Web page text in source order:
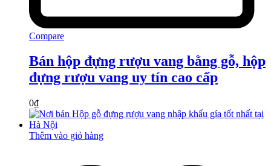
Compare
Bán hộp đựng rượu vang bằng gỗ, hộp
đựng rượu vang uy tín cao cấp
0₫
Thêm vào giỏ hàng